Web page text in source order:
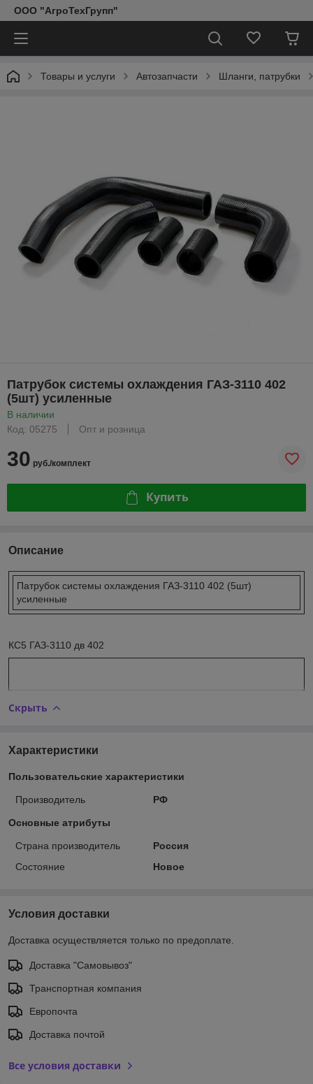
ООО "АгроТехГрупп"
Товары и услуги Автозапчасти Шланги, патрубки
Патрубок системы охлаждения ГАЗ-3110 402
(5шт) усиленные
В наличии
Код: 05275
Опт и розница
30 руб./комплект
Купить
Описание
Патрубок системы охлаждения ГАЗ-3110 402 (5шт)
усиленные
КС5 ГАЗ-3110 дв 402
Скрыть
Характеристики
Пользовательские характеристики
Производитель РФ
Основные атрибуты
Страна производитель
Россия
Состояние
Новое
Условия доставки
Доставка осуществляется только по предоплате.
Доставка "Самовывоз"
Транспортная компания
Европочта
Доставка почтой
Все условия доставки